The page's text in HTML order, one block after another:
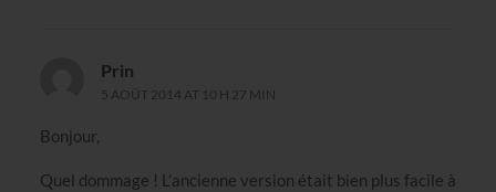
Prin
5 AOÛT 2014 AT 10 H 27 MIN
Bonjour,
Quel dommage ! L’ancienne version était bien plus facile à